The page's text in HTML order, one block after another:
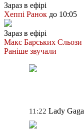
Зараз в ефірі
Хеппі Ранок до 10:05
Зараз в ефірі
Макс Барських Сльози
Раніше звучали
11:22 Lady Gaga